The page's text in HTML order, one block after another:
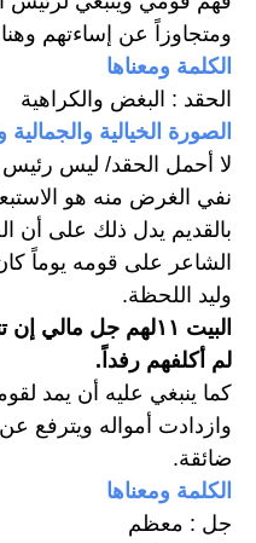
ومتجاوزاً عن إساءتهم
الكلمة ومعناها
الحقد : البغض والكراهية
الصورة الخيالية والجمالية
وليد اللحظة.
لم أكلفهم رفداً.
ضائقة.
الكلمة ومعناها
جل : معظم